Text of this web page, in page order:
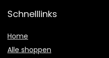
Schnelllinks
Home
Alle shoppen